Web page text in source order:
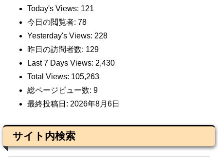
Today's Views: 121
今日の閲覧者: 78
Yesterday's Views: 228
昨日の訪問者数: 129
Last 7 Days Views: 2,430
Total Views: 105,263
総ページビュー数: 9
最終投稿日: 2026年8月6日
サイト内検索